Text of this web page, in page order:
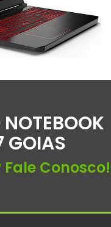
GOIAS
Conosco!